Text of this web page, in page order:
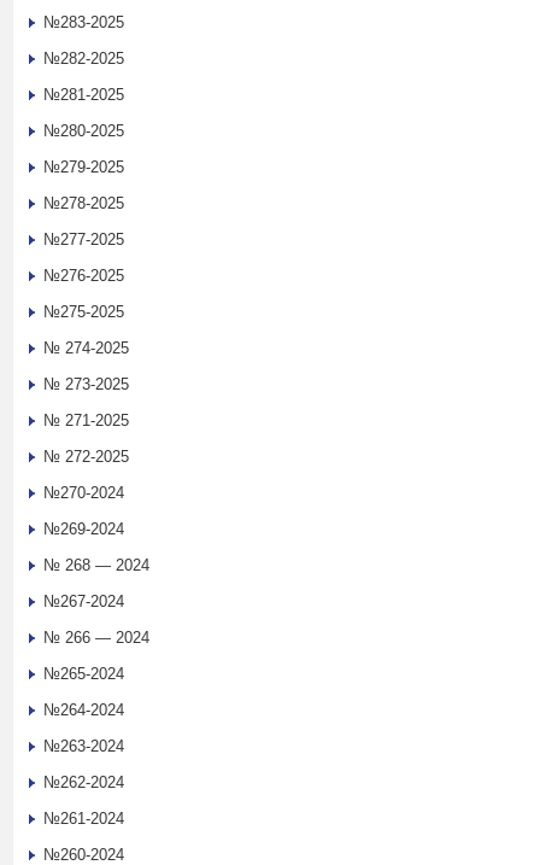
№283-2025
№282-2025
№281-2025
№280-2025
№279-2025
№278-2025
№277-2025
№276-2025
№275-2025
№ 274-2025
№ 273-2025
№ 271-2025
№ 272-2025
№270-2024
№269-2024
№ 268 — 2024
№267-2024
№ 266 — 2024
№265-2024
№264-2024
№263-2024
№262-2024
№261-2024
№260-2024